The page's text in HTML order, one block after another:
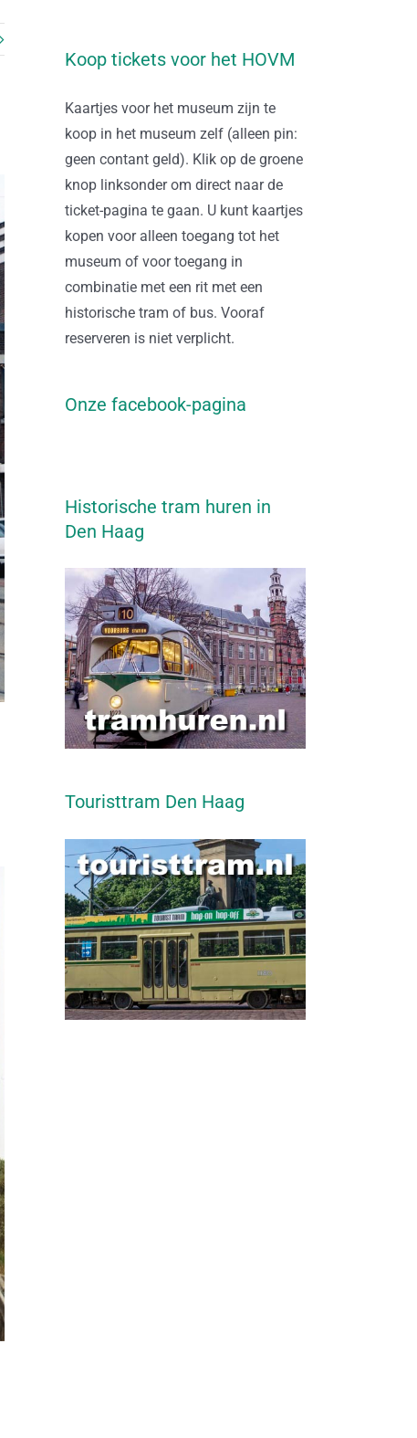
Koop tickets voor het HOVM
Kaartjes voor het museum zijn te
koop in het museum zelf (alleen pin:
geen contant geld). Klik op de groene
knop linksonder om direct naar de
ticket-pagina te gaan. U kunt kaartjes
kopen voor alleen toegang tot het
museum of voor toegang in
combinatie met een rit met een
historische tram of bus. Vooraf
reserveren is niet verplicht.
Onze facebook-pagina
Historische tram huren in
Den Haag
Touristtram Den Haag